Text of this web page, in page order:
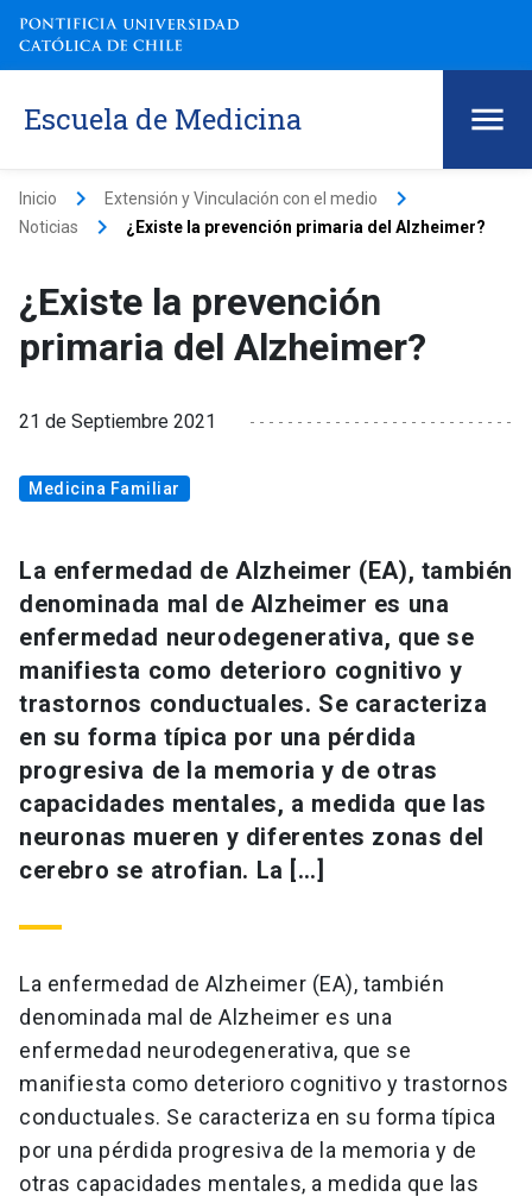
Escuela de Medicina
Inicio keyboard_arrow_right Extensión y Vinculación con el medio keyboard_arrow_right
Noticias keyboard_arrow_right ¿Existe la prevención primaria del Alzheimer?
¿Existe la prevención
primaria del Alzheimer?
21 de Septiembre 2021
Medicina Familiar
La enfermedad de Alzheimer (EA), también
denominada mal de Alzheimer es una
enfermedad neurodegenerativa, que se
manifiesta como deterioro cognitivo y
trastornos conductuales. Se caracteriza
en su forma típica por una pérdida
progresiva de la memoria y de otras
capacidades mentales, a medida que las
neuronas mueren y diferentes zonas del
cerebro se atrofian. La […]
La enfermedad de Alzheimer (EA), también
denominada mal de Alzheimer es una
enfermedad neurodegenerativa, que se
manifiesta como deterioro cognitivo y trastornos
conductuales. Se caracteriza en su forma típica
por una pérdida progresiva de la memoria y de
otras capacidades mentales, a medida que las